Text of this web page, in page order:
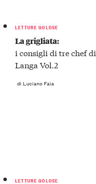
LETTURE GOLOSE
La grigliata:
i consigli di tre chef di
Langa Vol.2
di Luciano Faia
LETTURE GOLOSE